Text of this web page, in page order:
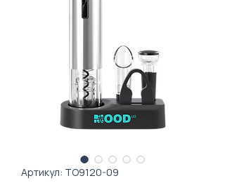
Артикул: TO9120-09